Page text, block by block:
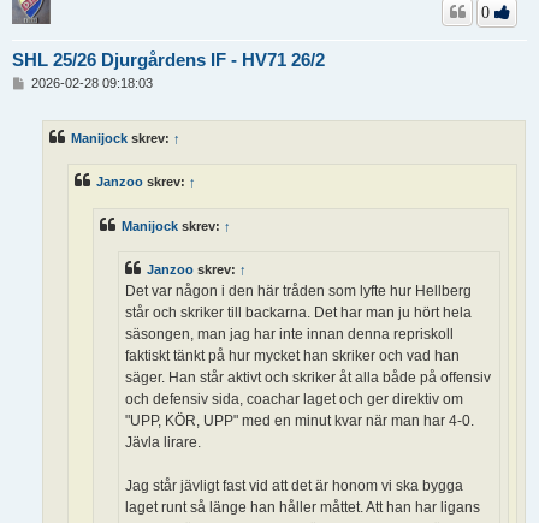
SHL 25/26 Djurgårdens IF - HV71 26/2
0
2026-02-28 09:18:03
Manijock skrev: ↑
Janzoo skrev: ↑
Manijock skrev: ↑
Janzoo skrev: ↑
Det var någon i den här tråden som lyfte hur Hellberg
står och skriker till backarna. Det har man ju hört hela
säsongen, man jag har inte innan denna repriskoll
faktiskt tänkt på hur mycket han skriker och vad han
säger. Han står aktivt och skriker åt alla både på offensiv
och defensiv sida, coachar laget och ger direktiv om
"UPP, KÖR, UPP" med en minut kvar när man har 4-0.
Jävla lirare.
Jag står jävligt fast vid att det är honom vi ska bygga
laget runt så länge han håller måttet. Att han har ligans